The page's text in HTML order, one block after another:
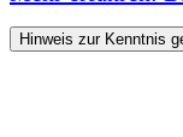
Hinweis zur Kenntnis